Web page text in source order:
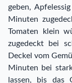
geben,
Minuten
Tomaten klein
zugedeckt bei
Deckel vom
Minuten bei
lassen, bis das